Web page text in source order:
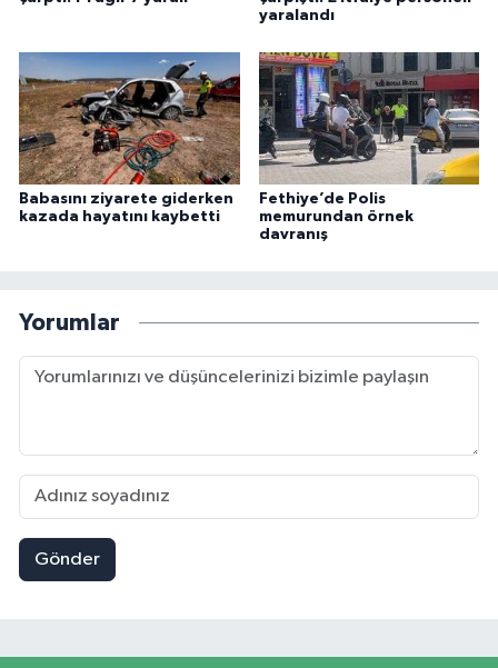
yaralandı
Babasını ziyarete giderken
kazada hayatını kaybetti
Fethiye’de Polis
memurundan örnek
davranış
Yorumlar
Gönder